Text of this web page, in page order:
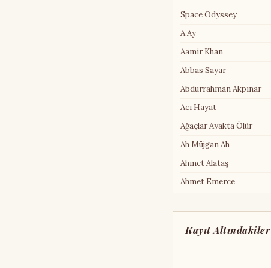
Space Odyssey
A Ay
Aamir Khan
Abbas Sayar
Abdurrahman Akpınar
Acı Hayat
Ağaçlar Ayakta Ölür
Ah Müjgan Ah
Ahmet Alataş
Ahmet Emerce
Ahmet Mekin
Kayıt Altındakiler